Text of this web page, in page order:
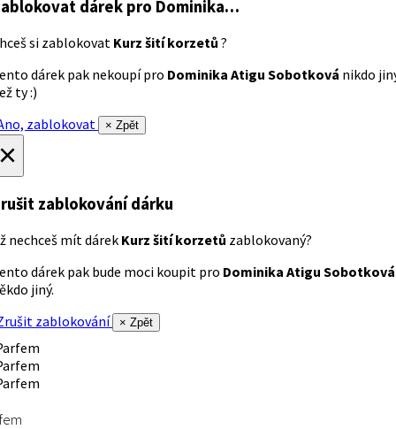
dárek pro Dominika…
si zablokovat Kurz šití korzetů ?
dárek pak nekoupí pro Dominika Atigu Sobotková nikdo
ty :)
zablokovat
× Zpět
zablokování dárku
nechceš mít dárek Kurz šití korzetů zablokovaný?
dárek pak bude moci koupit pro Dominika Atigu Sobotková
jiný.
zablokování
× Zpět